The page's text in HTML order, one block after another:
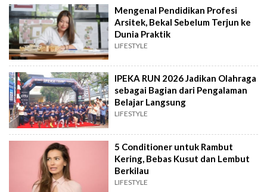
Mengenal Pendidikan Profesi
Arsitek, Bekal Sebelum Terjun ke
Dunia Praktik
LIFESTYLE
IPEKA RUN 2026 Jadikan Olahraga
sebagai Bagian dari Pengalaman
Belajar Langsung
LIFESTYLE
5 Conditioner untuk Rambut
Kering, Bebas Kusut dan Lembut
Berkilau
LIFESTYLE